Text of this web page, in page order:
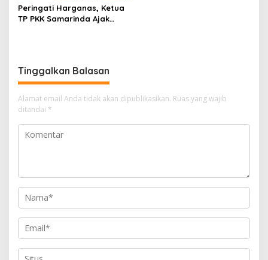
Peringati Harganas, Ketua
TP PKK Samarinda Ajak
Tinggalkan Balasan
Alamat email Anda tidak akan dipublikasikan. Ruas yang wajib
ditandai *